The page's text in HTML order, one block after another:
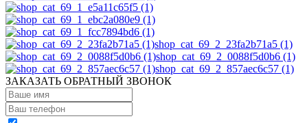
shop_cat_69_2_23fa2b71a5 (1)
shop_cat_69_2_0088f5d0b6 (1)
shop_cat_69_2_857aec6c57 (1)
ЗАКАЗАТЬ ОБРАТНЫЙ ЗВОНОК